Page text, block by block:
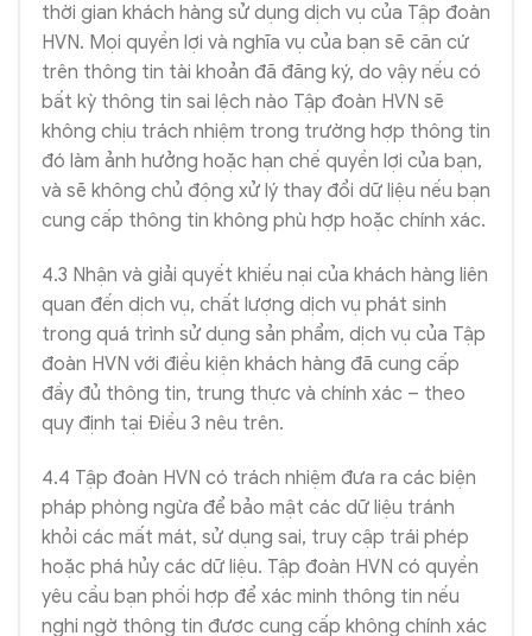
thời gian khách hàng sử dụng dịch vụ của Tập đoàn
HVN. Mọi quyền lợi và nghĩa vụ của bạn sẽ căn cứ
trên thông tin tài khoản đã đăng ký, do vậy nếu có
bất kỳ thông tin sai lệch nào Tập đoàn HVN sẽ
không chịu trách nhiệm trong trường hợp thông tin
đó làm ảnh hưởng hoặc hạn chế quyền lợi của bạn,
và sẽ không chủ động xử lý thay đổi dữ liệu nếu bạn
cung cấp thông tin không phù hợp hoặc chính xác.
4.3 Nhận và giải quyết khiếu nại của khách hàng liên
quan đến dịch vụ, chất lượng dịch vụ phát sinh
trong quá trình sử dụng sản phẩm, dịch vụ của Tập
đoàn HVN với điều kiện khách hàng đã cung cấp
đầy đủ thông tin, trung thực và chính xác – theo
quy định tại Điều 3 nêu trên.
4.4 Tập đoàn HVN có trách nhiệm đưa ra các biện
pháp phòng ngừa để bảo mật các dữ liệu tránh
khỏi các mất mát, sử dụng sai, truy cập trái phép
hoặc phá hủy các dữ liệu. Tập đoàn HVN có quyền
yêu cầu bạn phối hợp để xác minh thông tin nếu
nghi ngờ thông tin được cung cấp không chính xác